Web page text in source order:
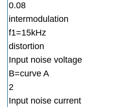
0.08
intermodulation
f1=15kHz
distortion
Input noise voltage
B=curve A
2
Input noise current